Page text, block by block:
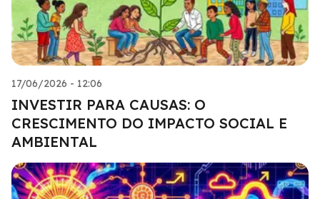
17/06/2026 - 12:06
INVESTIR PARA CAUSAS: O
CRESCIMENTO DO IMPACTO SOCIAL E
AMBIENTAL